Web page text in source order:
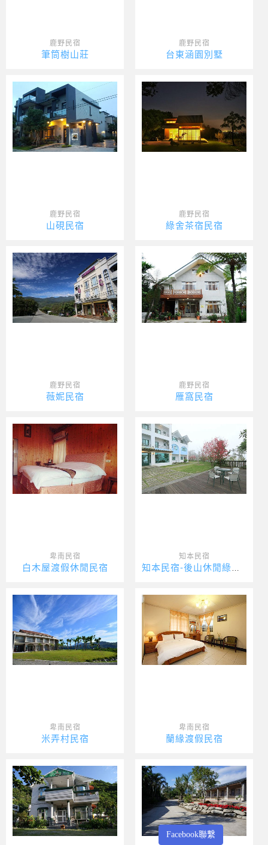
鹿野民宿
筆筒樹山莊
鹿野民宿
台東涵園別墅
鹿野民宿
山硯民宿
鹿野民宿
綠舍茶宿民宿
鹿野民宿
薇妮民宿
鹿野民宿
雁窩民宿
卑南民宿
白木屋渡假休閒民宿
知本民宿
知本民宿-後山休閒綠屋民宿
卑南民宿
米弄村民宿
卑南民宿
蘭緣渡假民宿
Facebook聯繫